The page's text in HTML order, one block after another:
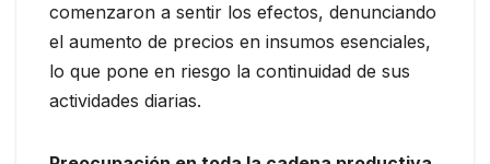
comenzaron a sentir los efectos, denunciando
el aumento de precios en insumos esenciales,
lo que pone en riesgo la continuidad de sus
actividades diarias.